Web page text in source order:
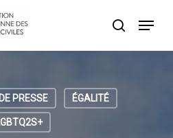
recherche
Menu
PRESSE ÉGALITÉ